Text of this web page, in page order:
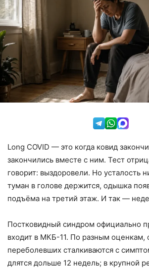
Long COVID — это когда ковид
закончились вместе с ним. Тест
говорит: выздоровели. Но усталость
туман в голове держится, одышка
подъёма на третий этаж. И так —
Постковидный синдром официально
входит в МКБ-11. По разным оценкам,
переболевших сталкиваются с
длятся дольше 12 недель; в крупной